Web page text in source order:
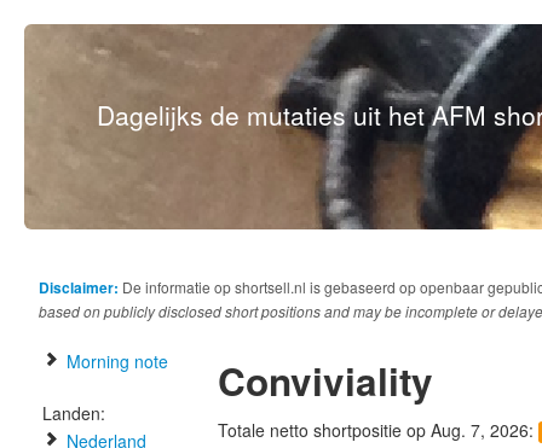
Dagelijks de mutaties uit het AFM
Disclaimer: De informatie op shortsell.nl is gebaseerd op openbaar
based on publicly disclosed short positions and may be incomplete or
Morning note
Landen:
Nederland
Conviviality
Totale netto shortpositie op Aug. 7, 2026: